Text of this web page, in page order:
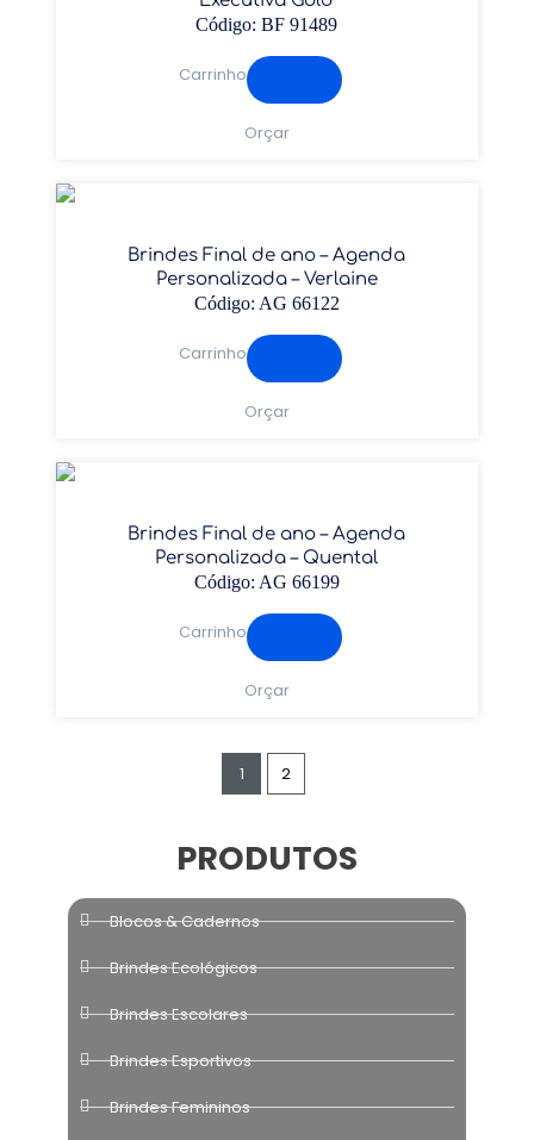
Código: BF 91489
Carrinho
Orçar
Brindes Final de ano – Agenda
Personalizada – Verlaine
Código: AG 66122
Carrinho
Orçar
Brindes Final de ano – Agenda
Personalizada – Quental
Código: AG 66199
Carrinho
Orçar
1 2
PRODUTOS
Blocos & Cadernos
Brindes Ecológicos
Brindes Escolares
Brindes Esportivos
Brindes Femininos